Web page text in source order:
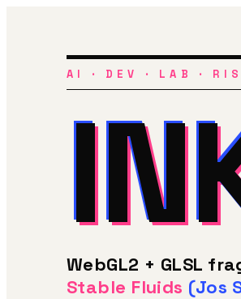
AI · DEV · LAB ·
WebGL2 + GLSL
Stable Fluids (Jos